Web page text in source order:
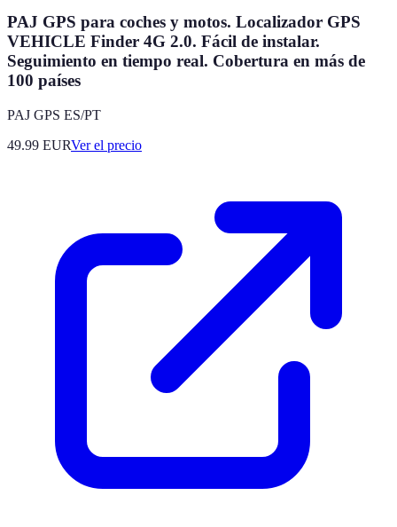
PAJ GPS para coches y motos. Localizador GPS
VEHICLE Finder 4G 2.0. Fácil de instalar.
Seguimiento en tiempo real. Cobertura en más de
100 países
PAJ GPS ES/PT
49.99 EURVer el precio